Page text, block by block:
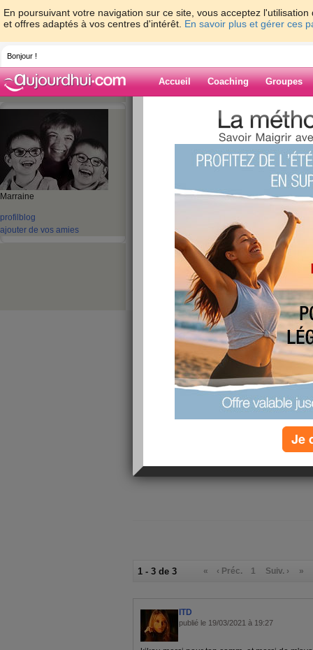
En poursuivant votre navigation sur ce site, vous acceptez
et offres adaptés à vos centres d'intérêt. En savoir plus et gérer ces
Bonjour !
Accueil Coaching Groupes
Marraine
profil blog
ajouter de vos amies
> > Moins dix
Blog de tikki54
Moins dix
Ola les filles, comment allez vous?
Ici tout va pour le mieux. Comme je vous le
je refais WW et hier 15 mars la balance
heureuse et bien mieux dans mon corps. Faut
et j'avais dépassé mon poids de fin de
Ces deux premiers mois de rééquilibrage
semaine dernière une amie m'a fait découvrir les
move your fit. Du coup je me suis empressée de
programme hier. J'avoue que je préfère suivre
pour une question d'ambiance mais je vais
pas bien grave, la situation n'est pas simple pour
A bientôt
1 - 3 de 3 « ‹ Préc. 1 Suiv. › »
ITD
publié le 19/03/2021 à 19:27
Je